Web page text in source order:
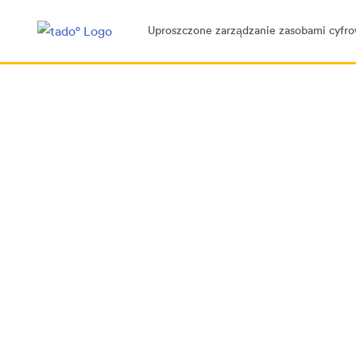
Uproszczone zarządzanie zasobami